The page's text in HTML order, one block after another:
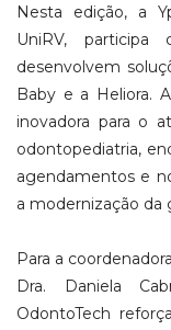
Nesta edição, a
UniRV,
desenvolvem
Baby e a Heliora.
inovadora para o
odontopediatria,
agendamentos e
a modernização da
Para a
Dra. Daniela
OdontoTech